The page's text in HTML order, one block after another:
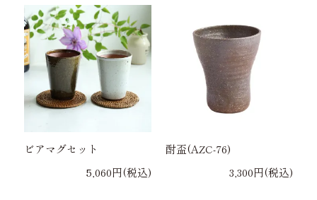
ビアマグセット
5,060円(税込)
酎盃(AZC-76)
3,300円(税込)